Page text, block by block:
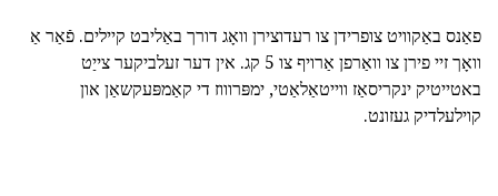
פאַנס באַקוויט צופרידן צו רעדוצירן וואָג דורך באַליבט קיילים. פֿאַר אַ
וואָך זיי פירן צו וואַרפן אַרויף צו 5 קג. אין דער זעלביקער צייַט
באטייטיק ינקריסאַז ווייטאַלאַטי, ימפּרוווז די קאַמפּעקשאַן און
קוילעלדיק געזונט.